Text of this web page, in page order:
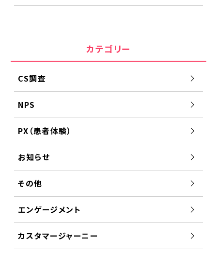
カテゴリー
CS調査
NPS
PX（患者体験）
お知らせ
その他
エンゲージメント
カスタマージャーニー